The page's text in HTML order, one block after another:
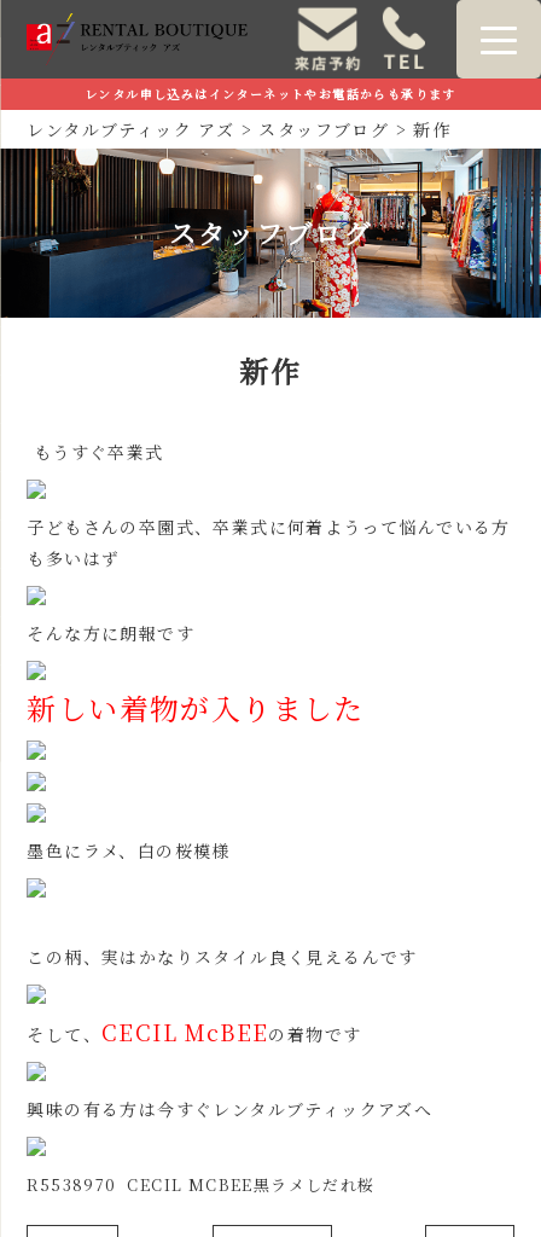
レンタル申し込みはインターネットやお電話からも承ります
レンタルブティック アズ > スタッフブログ >新作
スタッフブログ
新作
もうすぐ卒業式
子どもさんの卒園式、卒業式に何着ようって悩んでいる方
も多いはず
そんな方に朗報です
新しい着物が入りました
墨色にラメ、白の桜模様
この柄、実はかなりスタイル良く見えるんです
そして、 CECIL McBEEの着物です
興味の有る方は今すぐレンタルブティックアズへ
R5538970 CECIL MCBEE黒ラメしだれ桜